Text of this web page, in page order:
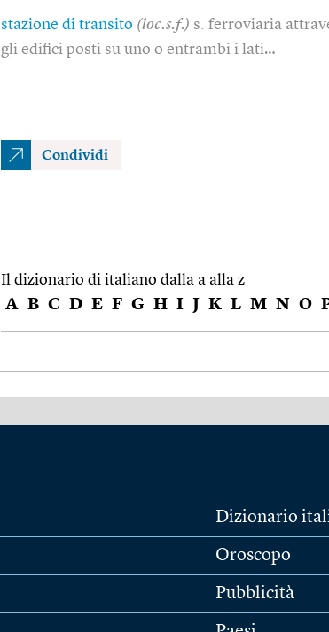
stazione di transito (loc.s.f.) s. ferroviaria
gli edifici posti su uno o entrambi i lati…
Condividi
Il dizionario di italiano dalla a alla z
A B C D E F G H I J K L M N O
Dizionario
Oroscopo
Pubblicità